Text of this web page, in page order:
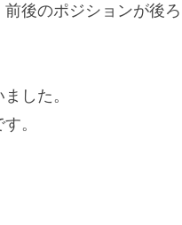
後のポジションが後ろ
した。
。